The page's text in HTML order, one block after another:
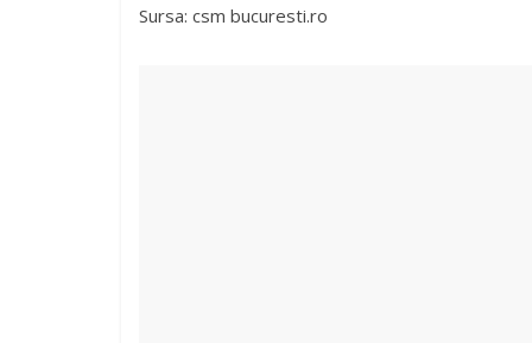
Sursa: csm bucuresti.ro